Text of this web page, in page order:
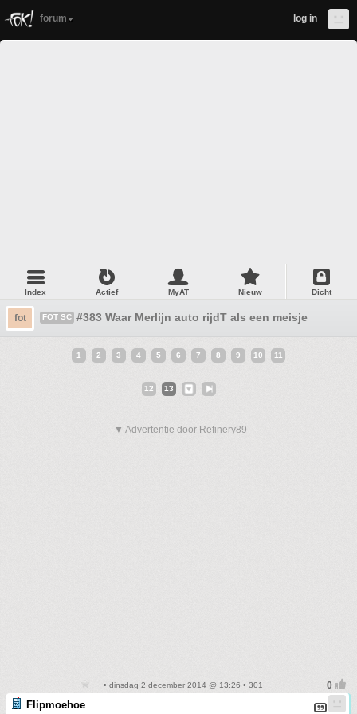
forum log in
Index Actief MyAT Nieuw Dicht
fot FOT SC #383 Waar Merlijn auto rijdT als een meisje
1 2 3 4 5 6 7 8 9 10 11
12 13
▼ Advertentie door Refinery89
• dinsdag 2 december 2014 @ 13:26 • 301
Flipmoehoe